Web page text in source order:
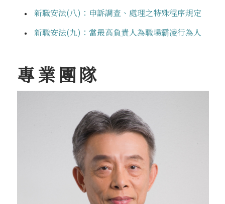
新職安法(八)：申訴調查、處理之特殊程序規定
新職安法(九)：當最高負責人為職場霸凌行為人
專業團隊